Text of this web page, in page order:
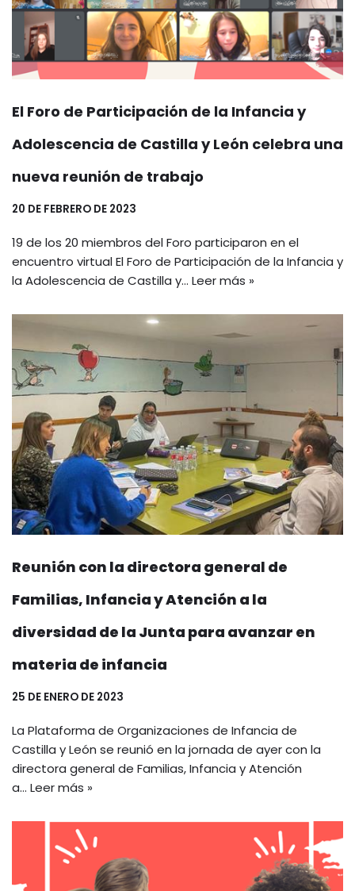
El Foro de Participación de la Infancia y
Adolescencia de Castilla y León celebra una
nueva reunión de trabajo
20 DE FEBRERO DE 2023
19 de los 20 miembros del Foro participaron en el
encuentro virtual El Foro de Participación de la Infancia y
la Adolescencia de Castilla y… Leer más »
Reunión con la directora general de
Familias, Infancia y Atención a la
diversidad de la Junta para avanzar en
materia de infancia
25 DE ENERO DE 2023
La Plataforma de Organizaciones de Infancia de
Castilla y León se reunió en la jornada de ayer con la
directora general de Familias, Infancia y Atención
a… Leer más »